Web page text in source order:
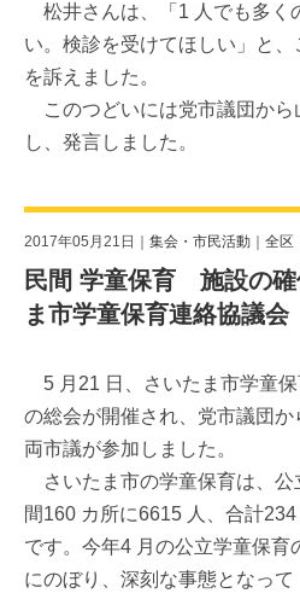
松井さんは、「1 人でも多く
い。検診を受けてほしい」と
を訴えました。
このつどいには党市議団から
し、発言しました。
2017年05月21日｜ 集会・市民活動 全区
民間 学童保育 施設の
ま市学童保育連絡協議
5 月21 日、さいたま市学童保
の総会が開催され、党市議団
両市議が参加しました。
さいたま市の学童保育は、公
間160 カ所に6615 人、合計
です。今年4 月の公立学童保育
にのぼり、深刻な事態となって